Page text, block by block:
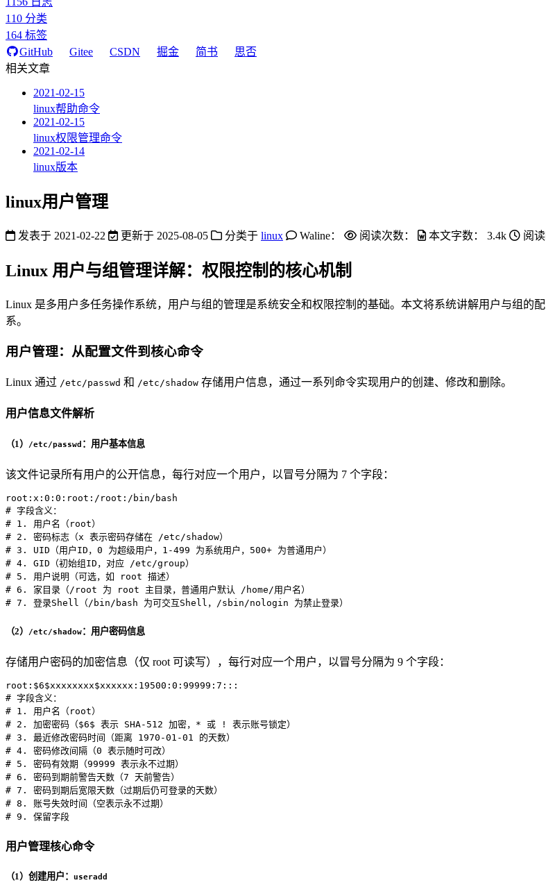
110 分类
164 标签
GitHub
Gitee CSDN 掘金 简书
思否
相关文章
2021-02-15
linux帮助命令
2021-02-15
linux权限管理命令
2021-02-14
linux版本
linux用户管理
发表于 2021-02-22 更新于 2025-08-05 分类于 linux Waline： 阅读次数： 本文字数： 3.4k 阅
Linux 用户与组管理详解：权限控制的核心机制
Linux 是多用户多任务操作系统，用户与组的管理是系统安全和权限控制的基础。本文将系统讲解用户与组的
系。
用户管理：从配置文件到核心命令
Linux 通过 /etc/passwd 和 /etc/shadow 存储用户信息，通过一系列命令实现用户的创建、修改和删除。
用户信息文件解析
（1） /etc/passwd ：用户基本信息
该文件记录所有用户的公开信息，每行对应一个用户，以冒号分隔为 7 个字段：
# 字段含义：
# 1. 用户名（root）
# 2. 密码标志（x 表示密码存储在 /etc/shadow）
# 3. UID（用户ID，0 为超级用户，1-499 为系统用户，500+ 为普通用户）
# 4. GID（初始组ID，对应 /etc/group）
# 5. 用户说明（可选，如 root 描述）
# 6. 家目录（/root 为 root 主目录，普通用户默认 /home/用户名）
# 7. 登录Shell（/bin/bash 为可交互Shell，/sbin/nologin 为禁止登录）
（2） /etc/shadow：用户密码信息
存储用户密码的加密信息（仅 root 可读写），每行对应一个用户，以冒号分隔为 9 个字段：
root:$6$xxxxxxxx$xxxxxx
# 字段含义：
# 1. 用户名（root）
# 2. 加密密码（$6$ 表示 SHA-512 加密，* 或 ! 表示账号锁定）
# 3. 最近修改密码时间（距离 1970-01-01 的天数）
# 4. 密码修改间隔（0 表示随时可改）
# 5. 密码有效期（99999 表示永不过期）
# 6. 密码到期前警告天数（7 天前警告）
# 7. 密码到期后宽限天数（过期后仍可登录的天数）
# 8. 账号失效时间（空表示永不过期）
# 9. 保留字段
用户管理核心命令
（1）创建用户： useradd